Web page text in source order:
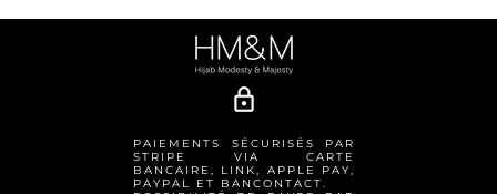
lock_outline
PAIEMENTS SÉCURISÉS PAR
STRIPE VIA CARTE
BANCAIRE, LINK, APPLE PAY,
PAYPAL ET BANCONTACT.